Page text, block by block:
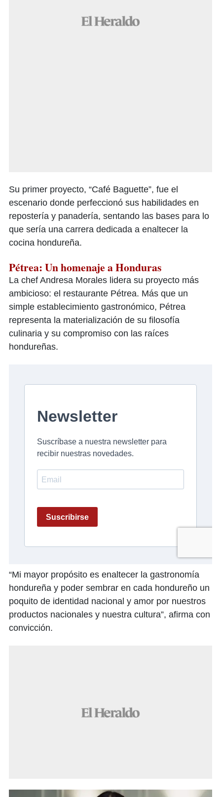
Su primer proyecto, “Café Baguette”, fue el
escenario donde perfeccionó sus habilidades en
repostería y panadería, sentando las bases para lo
que sería una carrera dedicada a enaltecer la
cocina hondureña.
Pétrea: Un homenaje a Honduras
La chef Andresa Morales lidera su proyecto más
ambicioso: el restaurante Pétrea. Más que un
simple establecimiento gastronómico, Pétrea
representa la materialización de su filosofía
culinaria y su compromiso con las raíces
hondureñas.
“Mi mayor propósito es enaltecer la gastronomía
hondureña y poder sembrar en cada hondureño un
poquito de identidad nacional y amor por nuestros
productos nacionales y nuestra cultura”, afirma con
convicción.